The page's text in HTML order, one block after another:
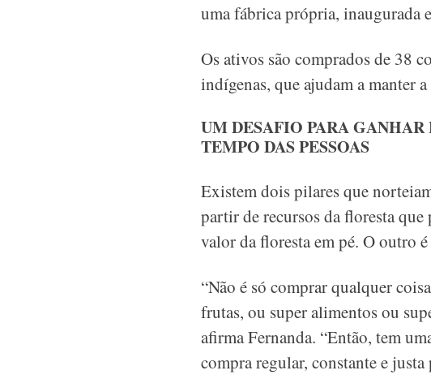
uma fábrica própria, inaugurada
Os ativos são comprados de 38
indígenas, que ajudam a manter
UM DESAFIO PARA
TEMPO DAS PESSOAS
Existem dois pilares que
partir de recursos da floresta que
valor da floresta em pé. O outro
“Não é só comprar qualquer
frutas, ou super alimentos ou
afirma Fernanda. “Então, tem
compra regular, constante e justa